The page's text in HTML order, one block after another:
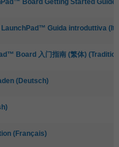
Board Getting Started Guide
Guida introduttiva
Board 入门指南 (繁体)
(Deutsch)
(Français)